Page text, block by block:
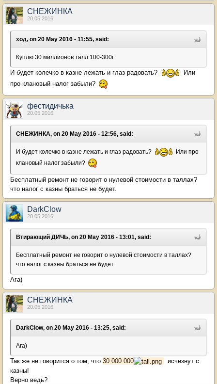
СНЕЖИНКА
20.05.2016
ход, on 20 May 2016 - 11:55, said:
Куплю 30 миллионов талл 100-300г.
И будет колечко в казне лежать и глаз радовать?
Или
про клановый налог забыли?
фестидичька
20.05.2016
СНЕЖИНКА, on 20 May 2016 - 12:56, said:
И будет колечко в казне лежать и глаз радовать?
Или про
клановый налог забыли?
Бесплатный ремонт не говорит о нулевой стоимости в таллах?
что налог с казны браться не будет.
DarkClow
20.05.2016
Втирающий ДИЧЬ, on 20 May 2016 - 13:01, said:
Бесплатный ремонт не говорит о нулевой стоимости в таллах?
что налог с казны браться не будет.
Ага)
СНЕЖИНКА
20.05.2016
DarkClow, on 20 May 2016 - 13:25, said:
Ага)
Так же не говорится о том, что 30 000 000
исчезнут с
казны!
Верно ведь?